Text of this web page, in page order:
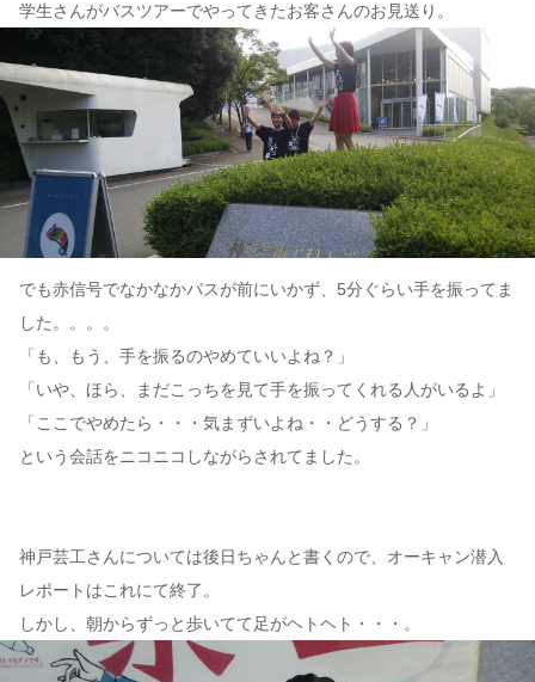
学生さんがバスツアーでやってきたお客さんのお見送り。
でも赤信号でなかなかバスが前にいかず、5分ぐらい手を振ってま
した。。。。
「も、もう、手を振るのやめていいよね？」
「いや、ほら、まだこっちを見て手を振ってくれる人がいるよ」
「ここでやめたら・・・気まずいよね・・どうする？」
という会話をニコニコしながらされてました。
神戸芸工さんについては後日ちゃんと書くので、オーキャン潜入
レポートはこれにて終了。
しかし、朝からずっと歩いてて足がヘトヘト・・・。